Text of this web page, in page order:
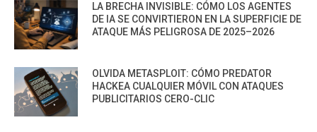
LA BRECHA INVISIBLE: CÓMO LOS AGENTES
DE IA SE CONVIRTIERON EN LA SUPERFICIE DE
ATAQUE MÁS PELIGROSA DE 2025–2026
OLVIDA METASPLOIT: CÓMO PREDATOR
HACKEA CUALQUIER MÓVIL CON ATAQUES
PUBLICITARIOS CERO-CLIC